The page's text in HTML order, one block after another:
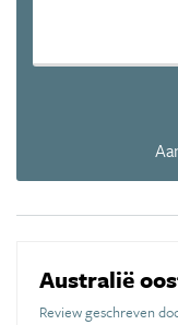
Australië
Review geschreven